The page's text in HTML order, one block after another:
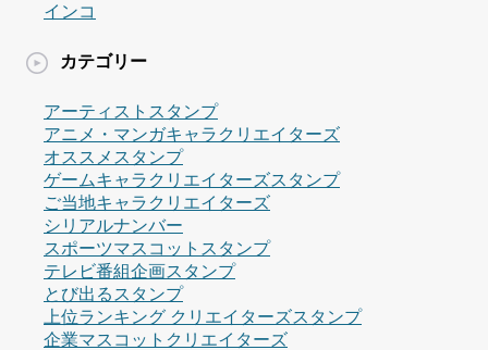
インコ
カテゴリー
アーティストスタンプ
アニメ・マンガキャラクリエイターズ
オススメスタンプ
ゲームキャラクリエイターズスタンプ
ご当地キャラクリエイターズ
シリアルナンバー
スポーツマスコットスタンプ
テレビ番組企画スタンプ
とび出るスタンプ
上位ランキング クリエイターズスタンプ
企業マスコットクリエイターズ